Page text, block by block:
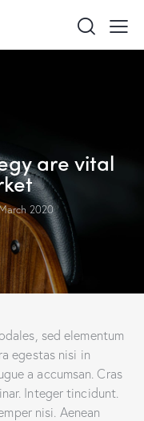
are vital
2020
sed elementum
egestas nisi in
a accumsan. Cras
Integer tincidunt.
nisi. Aenean